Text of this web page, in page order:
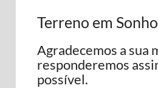
Terreno em
Agradecemos a sua
responderemos
possível.